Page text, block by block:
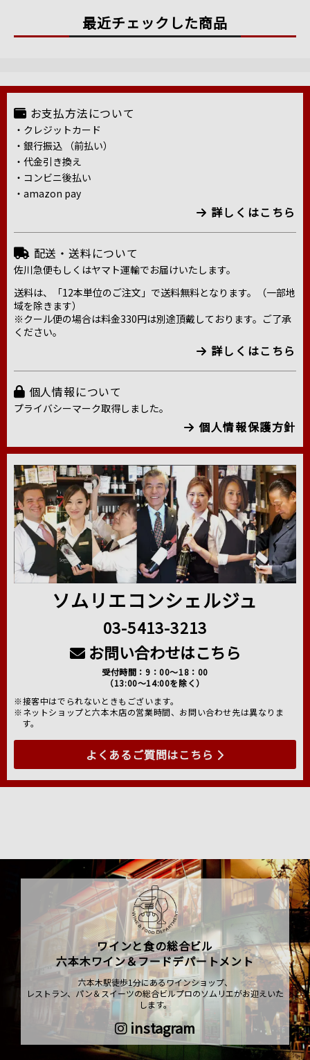
最近チェックした商品
お支払方法について
・クレジットカード
・銀行振込 （前払い）
・代金引き換え
・コンビニ後払い
・amazon pay
詳しくはこちら
配送・送料について
佐川急便もしくはヤマト運輸でお届けいたします。
送料は、「12本単位のご注文」で送料無料となります。（一部地
域を除きます）
※クール便の場合は料金330円は別途頂戴しております。ご了承
ください。
詳しくはこちら
個人情報について
プライバシーマーク取得しました。
個人情報保護方針
ソムリエコンシェルジュ
03-5413-3213
お問い合わせはこちら
受付時間：9：00～18：00
（13:00～14:00を除く）
※接客中はでられないときもございます。
※ネットショップと六本木店の営業時間、お問い合わせ先は異なりま
す。
よくあるご質問はこちら
ワインと食の総合ビル
六本木ワイン＆フードデパートメント
六本木駅徒歩1分にあるワインショップ、
レストラン、パン＆スイーツの総合ビルプロのソムリエがお迎えいた
します。
instagram